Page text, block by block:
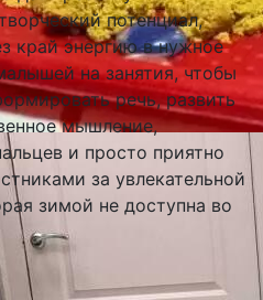
потенциал,
край энергию в нужное
на занятия, чтобы
речь, развить
мышление,
и просто приятно
за увлекательной
зимой не доступна во